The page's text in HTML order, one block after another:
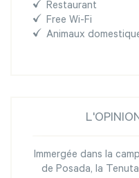
Restaurant
Free Wi-Fi
Animaux
Immergée dans la
de Posada, la